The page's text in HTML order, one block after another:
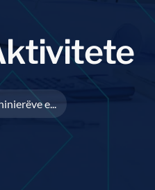
ktivitete
e...